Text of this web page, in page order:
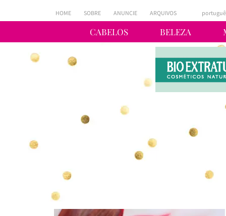
CABELOS BELEZA
HOME SOBRE ANUNCIE ARQUIVOS